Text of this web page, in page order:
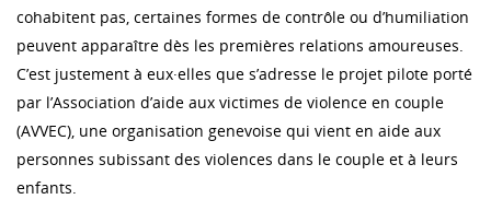
cohabitent pas, certaines formes de contrôle ou d’humiliation
peuvent apparaître dès les premières relations amoureuses.
C’est justement à eux·elles que s’adresse le projet pilote porté
par l’Association d’aide aux victimes de violence en couple
(AVVEC), une organisation genevoise qui vient en aide aux
personnes subissant des violences dans le couple et à leurs
enfants.